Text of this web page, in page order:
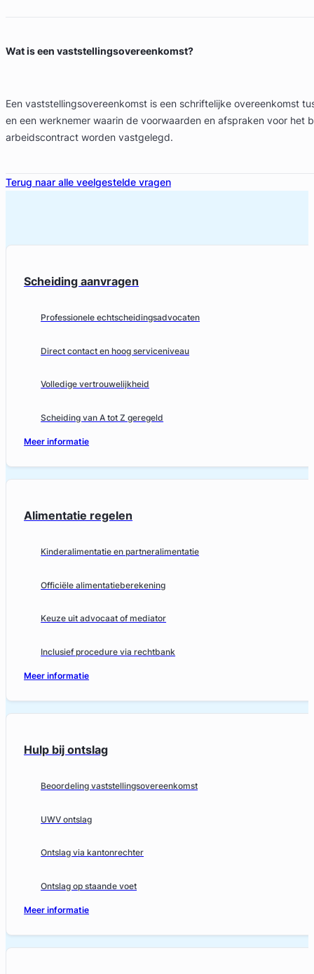
Wat is een vaststellingsovereenkomst?
Een vaststellingsovereenkomst is een schriftelijke overeenkomst
en een werknemer waarin de voorwaarden en afspraken voor het
arbeidscontract worden vastgelegd.
Terug naar alle veelgestelde vragen
Scheiding aanvragen
Professionele echtscheidingsadvocaten
Direct contact en hoog serviceniveau
Volledige vertrouwelijkheid
Scheiding van A tot Z geregeld
Meer informatie
Alimentatie regelen
Kinderalimentatie en partneralimentatie
Officiële alimentatieberekening
Keuze uit advocaat of mediator
Inclusief procedure via rechtbank
Meer informatie
Hulp bij ontslag
Beoordeling vaststellingsovereenkomst
UWV ontslag
Ontslag via kantonrechter
Ontslag op staande voet
Meer informatie